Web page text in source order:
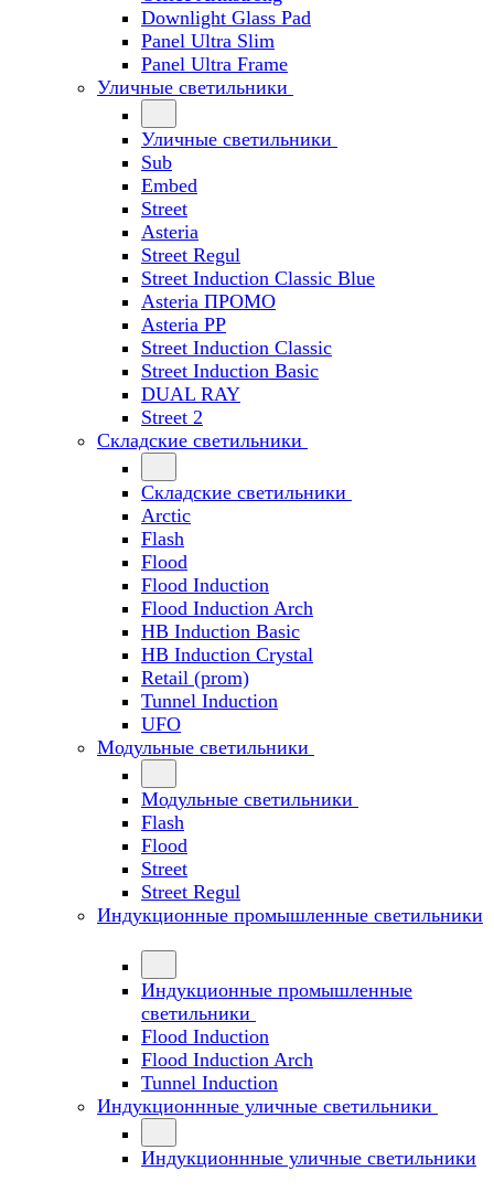
Downlight Glass Pad
Panel Ultra Slim
Panel Ultra Frame
Уличные светильники
Уличные светильники
Sub
Embed
Street
Asteria
Street Regul
Street Induction Classic Blue
Asteria ПРОМО
Asteria PP
Street Induction Classic
Street Induction Basic
DUAL RAY
Street 2
Складские светильники
Складские светильники
Arctic
Flash
Flood
Flood Induction
Flood Induction Arch
HB Induction Basic
HB Induction Crystal
Retail (prom)
Tunnel Induction
UFO
Модульные светильники
Модульные светильники
Flash
Flood
Street
Street Regul
Индукционные промышленные светильники
Индукционные промышленные
светильники
Flood Induction
Flood Induction Arch
Tunnel Induction
Индукционнные уличные светильники
Индукционнные уличные светильники